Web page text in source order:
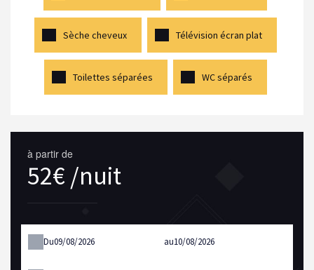
Sèche cheveux Télévision écran plat
Toilettes séparées WC séparés
à partir de
52€ /nuit
Du au